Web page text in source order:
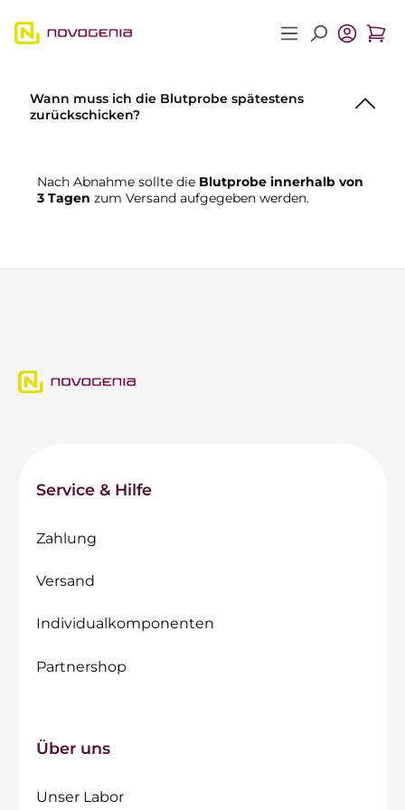
Zum Hauptinhalt springen
Wann muss ich die Blutprobe spätestens
zurückschicken?
Nach Abnahme sollte die Blutprobe innerhalb von
3 Tagen zum Versand aufgegeben werden.
Service & Hilfe
Zahlung
Versand
Individualkomponenten
Partnershop
Über uns
Unser Labor